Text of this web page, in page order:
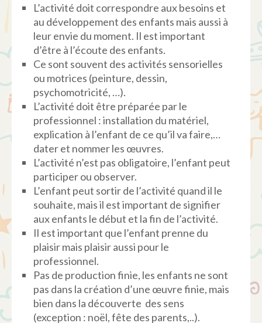
L’activité doit correspondre aux besoins et
au développement des enfants mais aussi à
leur envie du moment. Il est important
d’être à l’écoute des enfants.
Ce sont souvent des activités sensorielles
ou motrices (peinture, dessin,
psychomotricité, …).
L’activité doit être préparée par le
professionnel : installation du matériel,
explication à l’enfant de ce qu’il va faire,…
dater et nommer les œuvres.
L’activité n’est pas obligatoire, l’enfant peut
participer ou observer.
L’enfant peut sortir de l’activité quand il le
souhaite, mais il est important de signifier
aux enfants le début et la fin de l’activité.
Il est important que l’enfant prenne du
plaisir mais plaisir aussi pour le
professionnel.
Pas de production finie, les enfants ne sont
pas dans la création d’une œuvre finie, mais
bien dans la découverte des sens
(exception : noël, fête des parents,..).